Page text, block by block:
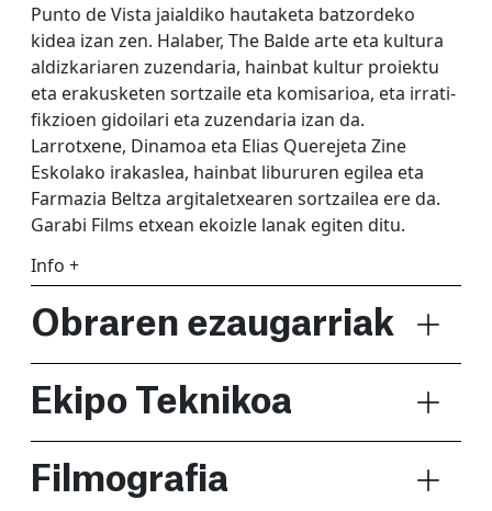
Punto de Vista jaialdiko hautaketa batzordeko
kidea izan zen. Halaber, The Balde arte eta kultura
aldizkariaren zuzendaria, hainbat kultur proiektu
eta erakusketen sortzaile eta komisarioa, eta irrati-
fikzioen gidoilari eta zuzendaria izan da.
Larrotxene, Dinamoa eta Elias Querejeta Zine
Eskolako irakaslea, hainbat libururen egilea eta
Farmazia Beltza argitaletxearen sortzailea ere da.
Garabi Films etxean ekoizle lanak egiten ditu.
Info +
Obraren ezaugarriak
Ekipo Teknikoa
Filmografia